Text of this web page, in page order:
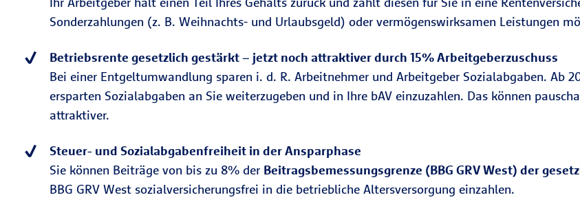
Sonderzahlungen (z. B. Weihnachts- und Urlaubsgeld) oder vermögenswirksamen Leistungen
Betriebsrente gesetzlich gestärkt – jetzt noch attraktiver durch 15% Arbeitgeberzuschuss
Bei einer Entgeltumwandlung sparen i. d. R. Arbeitnehmer und Arbeitgeber Sozialabgaben. Ab
ersparten Sozialabgaben an Sie weiterzugeben und in Ihre bAV einzuzahlen. Das können
attraktiver.
Steuer- und Sozialabgabenfreiheit in der Ansparphase
Sie können Beiträge von bis zu 8% der Beitragsbemessungsgrenze (BBG GRV West) der
BBG GRV West sozialversicherungsfrei in die betriebliche Altersversorgung einzahlen.